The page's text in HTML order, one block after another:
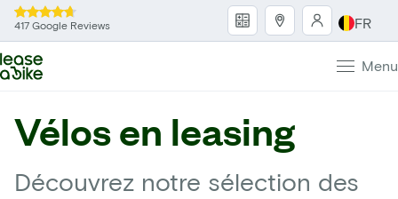
417 Google Reviews FR
Menu
Vélos en leasing
Découvrez notre sélection des